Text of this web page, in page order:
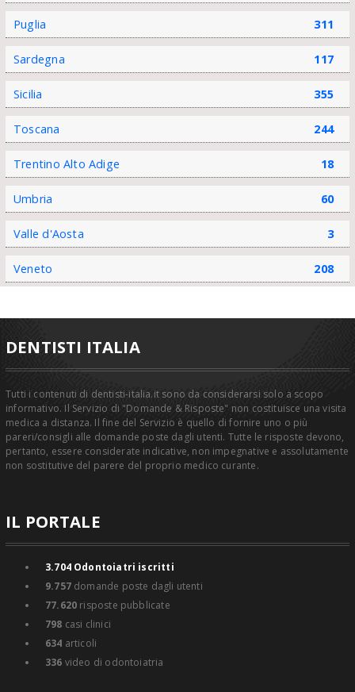
Puglia 311
Sardegna 117
Sicilia 355
Toscana 244
Trentino Alto Adige 18
Umbria 60
Valle d'Aosta 3
Veneto 208
DENTISTI ITALIA
Tutti i contenuti di dentisti-italia.it sono da considerarsi solo a scopo
informativo. Il Servizio di "Domande & Risposte" non costituisce una visita
medica a distanza. Il fine del Servizio è quello di fornire uno o più
pareri/consigli alle domande poste dagli utenti. Tutte le risposte devono,
pertanto, essere considerate indicative, non impegnative e assolutamente
non sostitutive del parere del proprio medico curante.
IL PORTALE
3.704Odontoiatri iscritti
9.757domande poste dagli utenti
77.620 risposte pubblicate
798 casi clinici
634 articoli
336 video di odontoiatria